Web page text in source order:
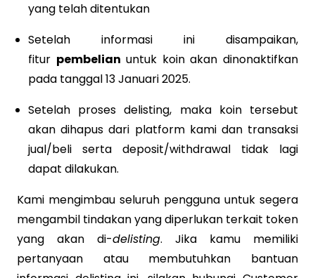
yang telah ditentukan
Setelah informasi ini disampaikan,
fitur pembelian untuk koin akan dinonaktifkan
pada tanggal 13 Januari 2025.
Setelah proses delisting, maka koin tersebut
akan dihapus dari platform kami dan transaksi
jual/beli serta deposit/withdrawal tidak lagi
dapat dilakukan.
Kami mengimbau seluruh pengguna untuk segera
mengambil tindakan yang diperlukan terkait token
yang akan di-delisting. Jika kamu memiliki
pertanyaan atau membutuhkan bantuan